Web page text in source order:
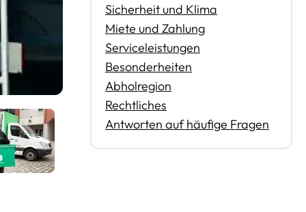
Sicherheit und Klima
Miete und Zahlung
Serviceleistungen
Besonderheiten
Abholregion
Rechtliches
Antworten auf häufige Fragen